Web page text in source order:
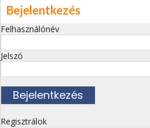
Bejelentkezés
Felhasználónév
Jelszó
Regisztrálok